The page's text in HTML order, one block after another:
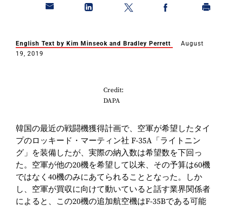
English Text by Kim Minseok and Bradley Perrett
August
19, 2019
Credit:
DAPA
韓国の最近の戦闘機獲得計画で、空軍が希望したタイ
プのロッキード・マーティン社 F-35A「ライトニン
グ」を装備したが、実際の納入数は希望数を下回っ
た。空軍が他の20機を希望して以来、その予算は60機
ではなく40機のみにあてられることとなった。しか
し、空軍が買収に向けて動いていると話す業界関係者
によると、この20機の追加航空機はF-35Bである可能